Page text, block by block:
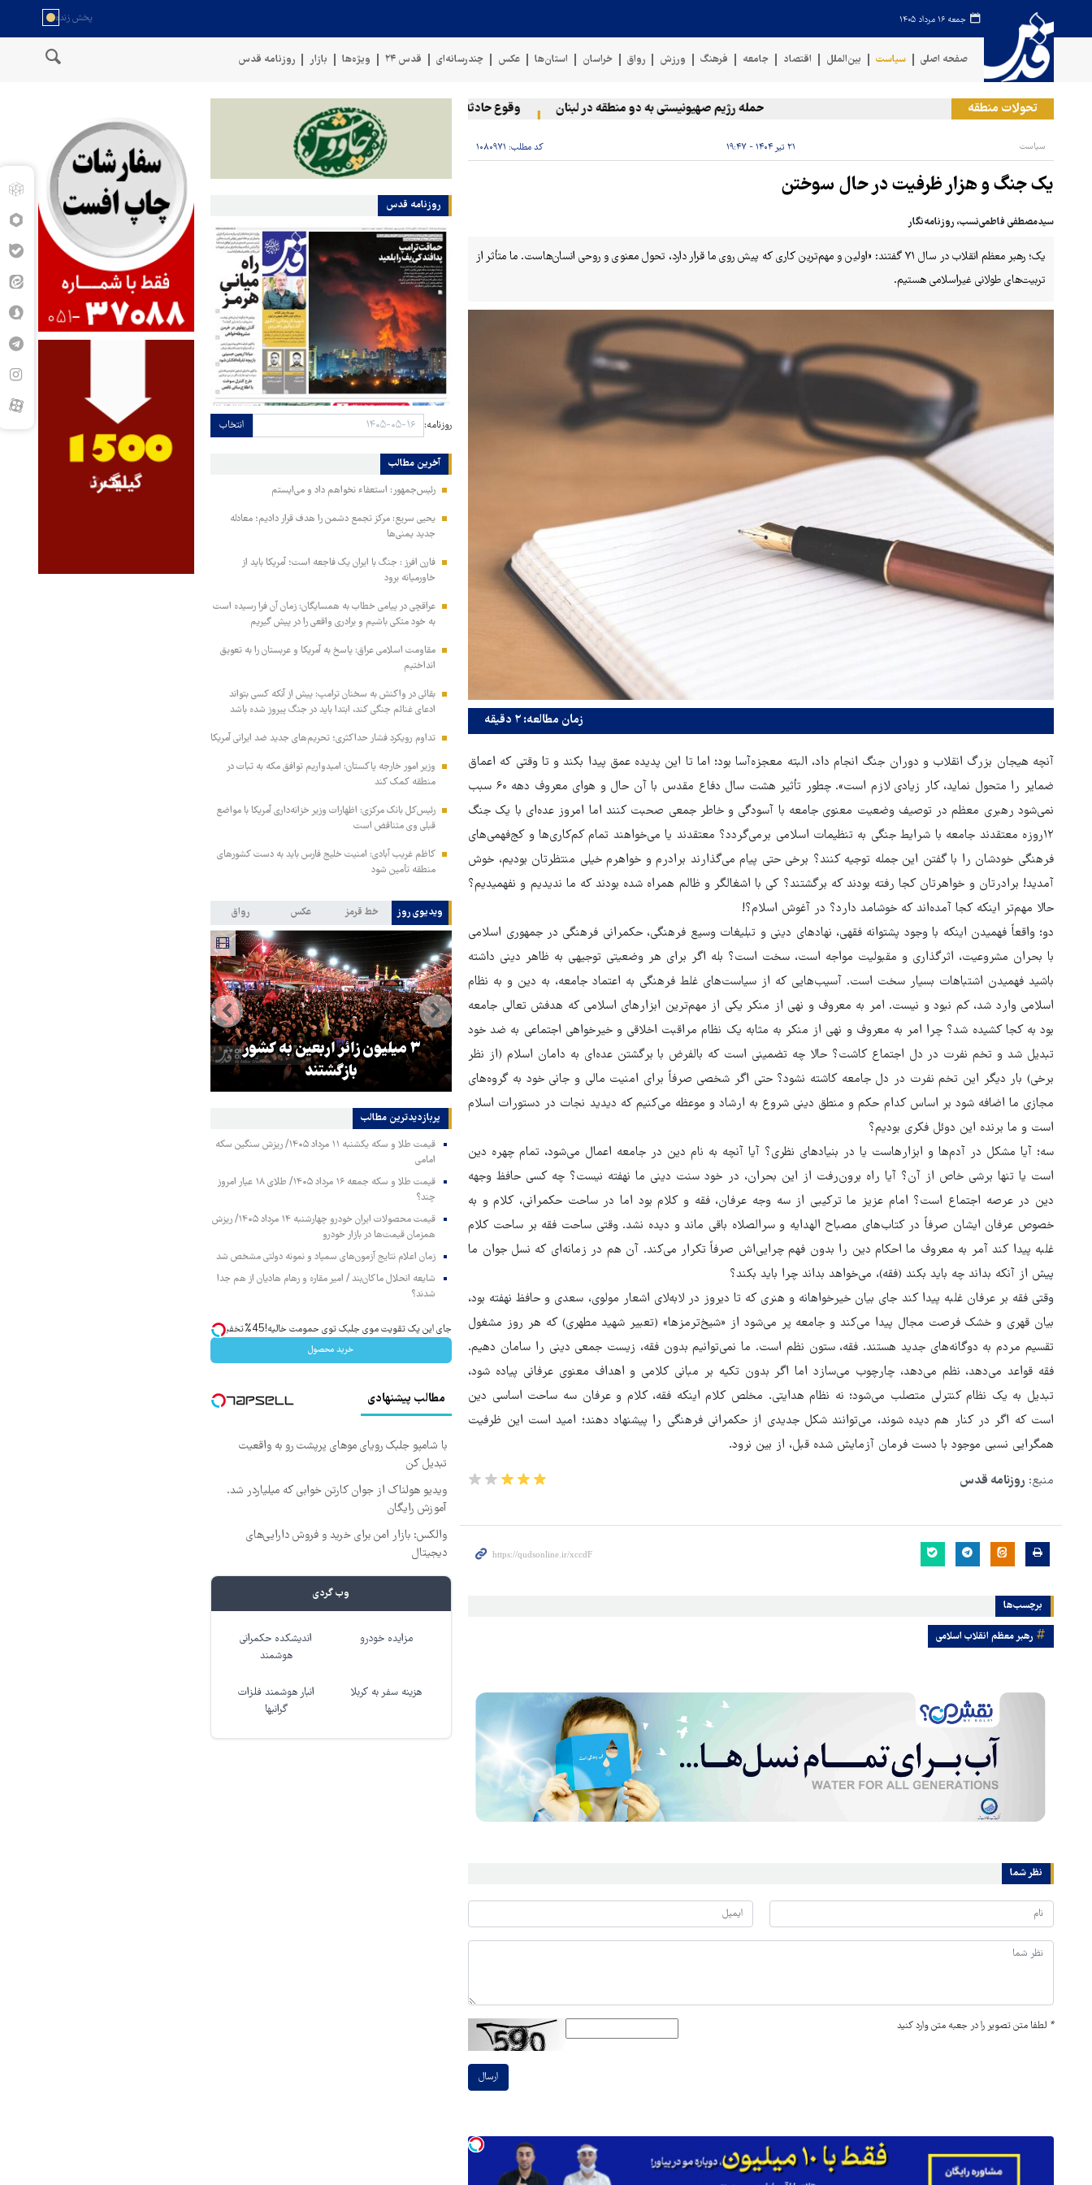
جمعه ۱۶ مرداد ۱۴۰۵
صفحه اصلی سیاست بین‌الملل اقتصاد جامعه فرهنگ ورزش رواق خراسان استان‌ها عکس چندرسانه‌ای قدس ۲۴ ویژه‌ها بازار روزنامه قدس
تحولات منطقه حمله رژیم صهیونیستی به دو منطقه در لبنان وقوع حادثه دریایی در سواحل عمان سخنگوی نیروهای مسلح یمن: کشتی نفتی عربستان را با موشک
سیاست ۲۱ تیر ۱۴۰۴ - ۱۹:۴۷ کد مطلب: ۱۰۸۰۹۷۱
یک جنگ و هزار ظرفیت در حال سوختن
سیدمصطفی فاطمی‌نسب، روزنامه‌نگار
یک؛ رهبر معظم انقلاب در سال ۷۱ گفتند: «اولین و مهم‌ترین کاری که پیش روی ما قرار دارد، تحول معنوی و روحی انسان‌هاست. ما متأثر از
تربیت‌های طولانی غیراسلامی هستیم.
زمان مطالعه: ۲ دقیقه
آنچه هیجان بزرگ انقلاب و دوران جنگ انجام داد، البته معجزه‌آسا بود؛ اما تا این پدیده عمق پیدا بکند و تا وقتی که اعماق
ضمایر را متحول نماید، کار زیادی لازم است». چطور تأثیر هشت سال دفاع مقدس با آن حال و هوای معروف دهه ۶۰ سبب
نمی‌شود رهبری معظم در توصیف وضعیت معنوی جامعه با آسودگی و خاطر جمعی صحبت کنند اما امروز عده‌ای با یک جنگ
۱۲روزه معتقدند جامعه با شرایط جنگی به تنظیمات اسلامی برمی‌گردد؟ معتقدند یا می‌خواهند تمام کم‌کاری‌ها و کج‌فهمی‌های
فرهنگی خودشان را با گفتن این جمله توجیه کنند؟ برخی حتی پیام می‌گذارند برادرم و خواهرم خیلی منتظرتان بودیم، خوش
آمدید! برادرتان و خواهرتان کجا رفته بودند که برگشتند؟ کی با اشغالگر و ظالم همراه شده بودند که ما ندیدیم و نفهمیدیم؟
حالا مهم‌تر اینکه کجا آمده‌اند که خوشامد دارد؟ در آغوش اسلام؟!
دو؛ واقعاً فهمیدن اینکه با وجود پشتوانه فقهی، نهادهای دینی و تبلیغات وسیع فرهنگی، حکمرانی فرهنگی در جمهوری اسلامی
با بحران مشروعیت، اثرگذاری و مقبولیت مواجه است، سخت است؟ بله اگر برای هر وضعیتی توجیهی به ظاهر دینی داشته
باشید فهمیدن اشتباهات بسیار سخت است. آسیب‌هایی که از سیاست‌های غلط فرهنگی به اعتماد جامعه، به دین و به نظام
اسلامی وارد شد، کم نبود و نیست. امر به معروف و نهی از منکر یکی از مهم‌ترین ابزارهای اسلامی که هدفش تعالی جامعه
بود به کجا کشیده شد؟ چرا امر به معروف و نهی از منکر به مثابه یک نظام مراقبت اخلاقی و خیرخواهی اجتماعی به ضد خود
تبدیل شد و تخم نفرت در دل اجتماع کاشت؟ حالا چه تضمینی است که بالفرض با برگشتن عده‌ای به دامان اسلام (از نظر
برخی) بار دیگر این تخم نفرت در دل جامعه کاشته نشود؟ حتی اگر شخصی صرفاً برای امنیت مالی و جانی خود به گروه‌های
مجازی ما اضافه شود بر اساس کدام حکم و منطق دینی شروع به ارشاد و موعظه می‌کنیم که دیدید نجات در دستورات اسلام
است و ما برنده این دوئل فکری بودیم؟
سه؛ آیا مشکل در آدم‌ها و ابزارهاست یا در بنیادهای نظری؟ آیا آنچه به ‌نام دین در جامعه اعمال می‌شود، تمام چهره دین
است یا تنها برشی خاص از آن؟ آیا راه برون‌رفت از این بحران، در خود سنت دینی ما نهفته نیست؟ چه کسی حافظ وجهه
دین در عرصه اجتماع است؟ امام عزیز ما ترکیبی از سه وجه عرفان، فقه و کلام بود اما در ساحت حکمرانی، کلام و به
خصوص عرفان ایشان صرفاً در کتاب‌های مصباح الهدایه و سرالصلاه باقی ماند و دیده نشد. وقتی ساحت فقه بر ساحت کلام
غلبه پیدا کند آمر به معروف ما احکام دین را بدون فهم چرایی‌اش صرفاً تکرار می‌کند. آن هم در زمانه‌ای که نسل جوان ما
پیش از آنکه بداند چه باید بکند (فقه)، می‌خواهد بداند چرا باید بکند؟
وقتی فقه بر عرفان غلبه پیدا کند جای بیان خیرخواهانه و هنری که تا دیروز در لابه‌لای اشعار مولوی، سعدی و حافظ نهفته بود،
بیان قهری و خشک فرصت مجال پیدا می‌کند و جامعه پر می‌شود از «شیخ‌ترمزها» (تعبیر شهید مطهری) که هر روز مشغول
تقسیم مردم به دوگانه‌های جدید هستند. فقه، ستون نظم است. ما نمی‌توانیم بدون فقه، زیست جمعی دینی را سامان دهیم.
فقه قواعد می‌دهد، نظم می‌دهد، چارچوب می‌سازد اما اگر بدون تکیه بر مبانی کلامی و اهداف معنوی عرفانی پیاده شود،
تبدیل به یک نظام کنترلی متصلب می‌شود؛ نه نظام هدایتی. مخلص کلام اینکه فقه، کلام و عرفان سه ساحت اساسی دین
است که اگر در کنار هم دیده شوند، می‌توانند شکل جدیدی از حکمرانی فرهنگی را پیشنهاد دهند؛ امید است این ظرفیت
همگرایی نسبی موجود با دست فرمان آزمایش‌ شده قبل، از بین نرود.
منبع: روزنامه قدس
برچسب‌ها
رهبر معظم انقلاب اسلامی
نظر شما
* لطفا متن تصویر را در جعبه متن وارد کنید
ارسال
روزنامه قدس
روزنامه: انتخاب
آخرین مطالب
رئیس‌جمهور: استعفاء نخواهم داد و می‌ایستم
یحیی سریع: مرکز تجمع دشمن را هدف قرار دادیم؛ معادله
جدید یمنی‌ها
فارن افرز : جنگ با ایران یک فاجعه است؛ آمریکا باید از
خاورمیانه برود
عراقچی در پیامی خطاب به همسایگان: زمان آن فرا رسیده است
به خود متکی باشیم و برادری واقعی را در پیش گیریم
مقاومت اسلامی عراق: پاسخ به آمریکا و عربستان را به تعویق
انداختیم
بقائی در واکنش به سخنان ترامپ: پیش از آنکه کسی بتواند
ادعای غنائم جنگی کند، ابتدا باید در جنگ پیروز شده باشد
تداوم رویکرد فشار حداکثری؛ تحریم‌های جدید ضد ایرانی آمریکا
وزیر امور خارجه پاکستان: امیدواریم توافق مکه به ثبات در
منطقه کمک کند
رئیس‌کل بانک مرکزی: اظهارات وزیر خزانه‌داری آمریکا با مواضع
قبلی وی متناقض است
کاظم غریب آبادی: امنیت خلیج فارس باید به دست کشورهای
منطقه تأمین شود
ویدیوی روز خط قرمز عکس رواق
هماهنگی محور مقاومت، آمریکا را
در منطقه درمانده کرد
ترامپ نماد فساد، اقتدارگرایی و
جنگ‌طلبی است!
۳ میلیون زائر اربعین به کشور
بازگشتند
پربازدیدترین‌ مطالب
قیمت طلا و سکه یکشنبه ۱۱ مرداد ۱۴۰۵/ ریزش سنگین سکه
امامی
قیمت طلا و سکه جمعه ۱۶ مرداد ۱۴۰۵/ طلای ۱۸ عیار امروز
چند؟
قیمت محصولات ایران خودرو چهارشنبه ۱۴ مرداد ۱۴۰۵/ ریزش
همزمان قیمت‌ها در بازار خودرو
زمان اعلام نتایج آزمون‌های سمپاد و نمونه دولتی مشخص شد
شایعه انحلال ماکان‌بند / امیر مقاره و رهام هادیان از هم جدا
شدند؟
جای این پک تقویت موی جلبک توی حمومت خالیه!45%تخفیف
خرید محصول
مطالب پیشنهادی
با شامپو جلبک رویای موهای پرپشت رو به واقعیت
تبدیل کن
ویدیو هولناک از جوان کارتن خوابی که میلیاردر شد.
آموزش رایگان
والکس: بازار امن برای خرید و فروش دارایی‌های
دیجیتال
وب گردی
مزایده خودرو
اندیشکده حکمرانی
هوشمند
هزینه سفر به کربلا
انبار هوشمند فلزات
گرانبها